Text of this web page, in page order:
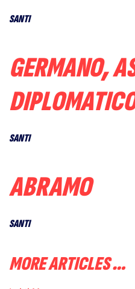
SANTI
GERMANO,
SANTI
ABRAMO
SANTI
MORE ARTICLES …